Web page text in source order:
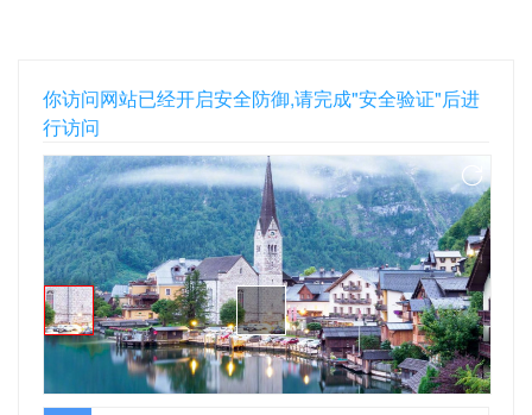
你访问网站已经开启安全防御,请完成"安全验证"后进
行访问